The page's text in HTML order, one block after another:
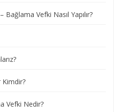
Vefki Nasıl Yapılır?
Vefki Nedir?